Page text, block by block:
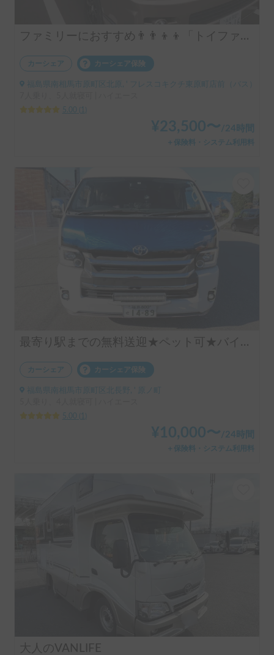
ファミリーにおすすめ👨‍👨‍👦‍👦「トイファクトリー バーデングランデ」
カーシェア カーシェア保険
福島県南相馬市原町区北原, ' フレスコキクチ東原町店前（バス）
5.00
¥23,500〜/24時間
＋保険料・システム利用料
最寄り駅までの無料送迎★ペット可★バイク積載可能★引越し等★貨物利用可能
カーシェア カーシェア保険
福島県南相馬市原町区北長野, ' 原ノ町
5.00
¥ 10,000〜/24時間
＋保険料・システム利用料
大人のVANLIFE